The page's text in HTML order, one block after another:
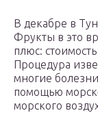
В декабре в
Фрукты в это
плюс:
Процедура
многие
помощью
морского